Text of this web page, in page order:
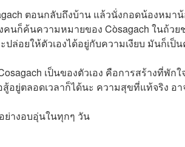
ตอนกลับถึงบ้าน แล้วนั่งกอดน้องหมา
คนก็ค้นความหมายของ Còsagach ในถ้
ปล่อยให้ตัวเองได้อยู่กับความเงียบ มันก็เ
เป็นของตัวเอง คือการสร้างที่พัก
อยู่ตลอดเวลาก็ได้นะ ความสุขที่แท้จริง อา
ย่างอบอุ่นในทุกๆ วัน